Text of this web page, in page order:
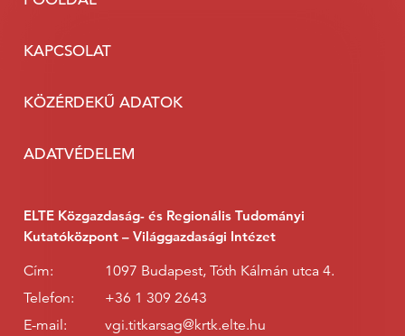
KAPCSOLAT
KÖZÉRDEKŰ ADATOK
ADATVÉDELEM
ELTE Közgazdaság- és Regionális Tudományi
Kutatóközpont – Világgazdasági Intézet
Cím:
1097 Budapest, Tóth Kálmán utca 4.
Telefon:
+36 1 309 2643
E-mail:
vgi.titkarsag@krtk.elte.hu